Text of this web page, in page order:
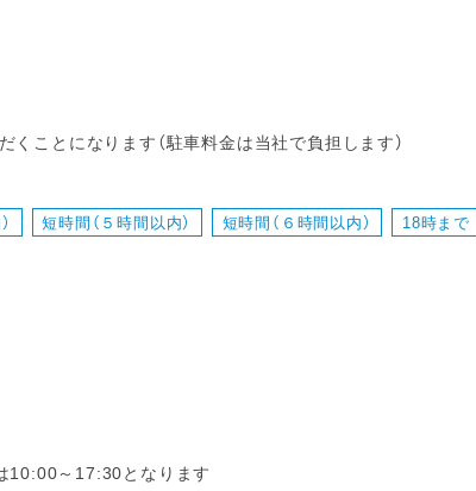
ことになります（駐車料金は当社で負担します）
短時間（５時間以内） 短時間（６時間以内） 18時まで
10:00～17:30となります